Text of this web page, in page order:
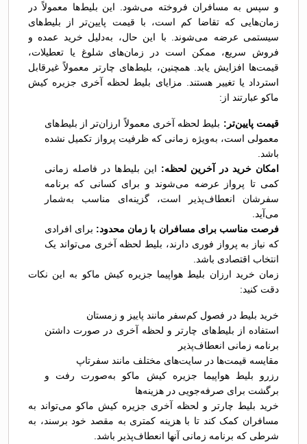
و سپس به مسافران فروخته می‌شود. این بلیط‌ها معمولاً در
زمان‌هایی که تقاضا کم است، با قیمت پایین‌تر از بلیط‌های
سیستمی عرضه می‌شوند. با این حال، به‌دلیل خرید عمده و
فروش سریع، ممکن است در زمان‌های شلوغ یا تعطیلات،
قیمت‌ها افزایش یابد. همچنین، بلیط‌های چارتر معمولاً غیرقابل
استرداد یا تغییر هستند. مزایای بلیط لحظه آخری جزیره کیش
ماکو عبارتند از:
قیمت پایین‌تر: بلیط لحظه آخری معمولاً ارزان‌تر از بلیط‌های
معمولی است، به‌ویژه زمانی که ظرفیت پرواز تکمیل نشده
باشد.
امکان خرید در آخرین لحظه: این بلیط‌ها در فاصله زمانی
کمی تا پرواز عرضه می‌شوند و برای کسانی که برنامه
سفرشان انعطاف‌پذیر است، گزینه‌ای مناسب به‌شمار
می‌آید.
فرصت مناسب برای مسافران با زمان محدود: برای افرادی
که نیاز به پرواز فوری دارند، بلیط لحظه آخری می‌تواند یک
انتخاب اقتصادی باشد.
زمان خرید ارزان بلیط هواپیما جزیره کیش ماکو به این نکات
دقت کنید:
خرید بلیط در فصول کم‌سفر مانند پاییز و زمستان
استفاده از بلیط‌های چارتر و لحظه آخری در صورت داشتن
برنامه زمانی انعطاف‌پذیر
مقایسه قیمت‌ها در سایت‌های مختلف مانند سفرتاپ
رزرو بلیط هواپیما جزیره کیش ماکو به‌صورت رفت و
برگشت برای صرفه‌جویی در هزینه‌ها
خرید بلیط چارتر و لحظه آخری جزیره کیش ماکو می‌تواند به
مسافران کمک کند تا با هزینه کمتری به مقصد خود برسند، به
شرطی که برنامه زمانی آنها انعطاف‌پذیر باشد.